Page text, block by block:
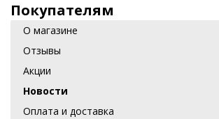
Покупателям
О магазине
Отзывы
Акции
Новости
Оплата и доставка